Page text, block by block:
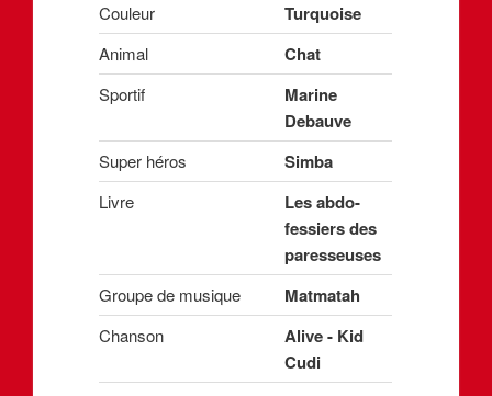
Couleur Turquoise
Animal Chat
Sportif
Marine
Debauve
Super héros Simba
Livre
Les abdo-
fessiers des
paresseuses
Groupe de musique Matmatah
Chanson
Alive - Kid
Cudi